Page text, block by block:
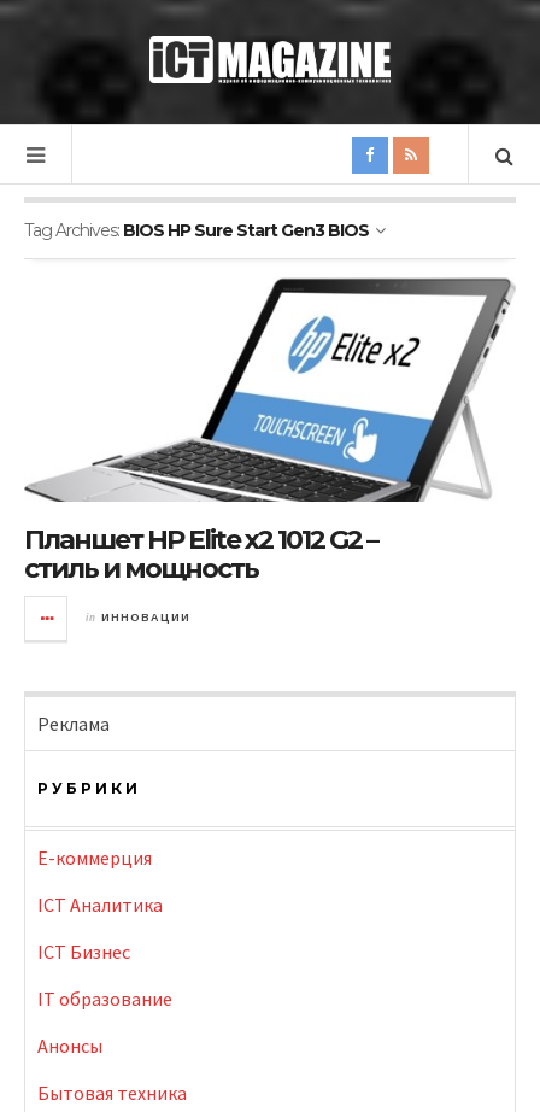
Tag Archives: BIOS HP Sure Start Gen3 BIOS
Планшет HP Elite x2 1012 G2 –
стиль и мощность
in ИННОВАЦИИ
Реклама
РУБРИКИ
E-коммерция
ICT Аналитика
ICT Бизнес
IT образование
Анонсы
Бытовая техника